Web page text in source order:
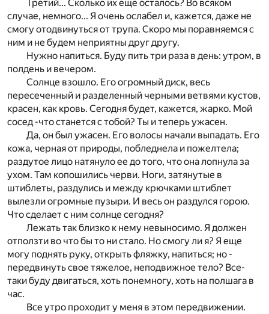
Третий... Сколько их еще осталось? Во всяком
случае, немного... Я очень ослабел и, кажется, даже не
смогу отодвинуться от трупа. Скоро мы поравняемся с
ним и не будем неприятны друг другу.
Нужно напиться. Буду пить три раза в день: утром, в
полдень и вечером.
Солнце взошло. Его огромный диск, весь
пересеченный и разделенный черными ветвями кустов,
красен, как кровь. Сегодня будет, кажется, жарко. Мой
сосед -что станется с тобой? Ты и теперь ужасен.
Да, он был ужасен. Его волосы начали выпадать. Его
кожа, черная от природы, побледнела и пожелтела;
раздутое лицо натянуло ее до того, что она лопнула за
ухом. Там копошились черви. Ноги, затянутые в
штиблеты, раздулись и между крючками штиблет
вылезли огромные пузыри. И весь он раздулся горою.
Что сделает с ним солнце сегодня?
Лежать так близко к нему невыносимо. Я должен
отползти во что бы то ни стало. Но смогу ли я? Я еще
могу поднять руку, открыть фляжку, напиться; но -
передвинуть свое тяжелое, неподвижное тело? Все-
таки буду двигаться, хоть понемногу, хоть на полшага в
час.
Все утро проходит у меня в этом передвижении.